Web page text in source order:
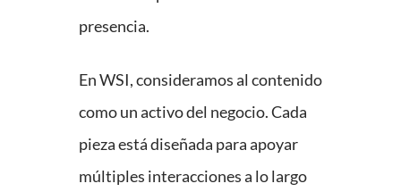
presencia.
En WSI, consideramos al contenido
como un activo del negocio. Cada
pieza está diseñada para apoyar
múltiples interacciones a lo largo